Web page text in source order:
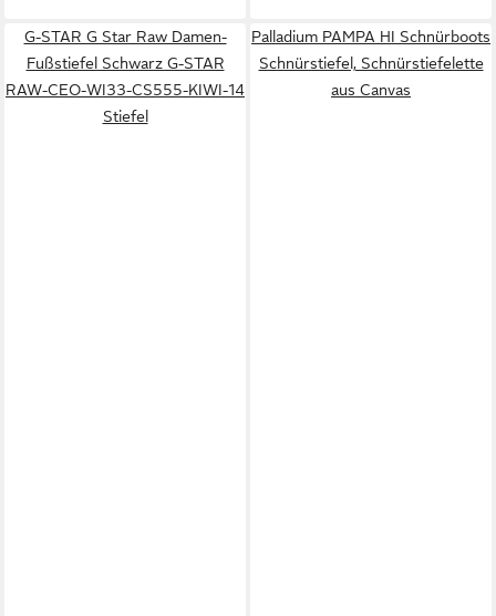
G-STAR G Star Raw Damen-
Fußstiefel Schwarz G-STAR
RAW-CEO-WI33-CS555-KIWI-14
Stiefel
Palladium PAMPA HI Schnürboots
Schnürstiefel, Schnürstiefelette
aus Canvas